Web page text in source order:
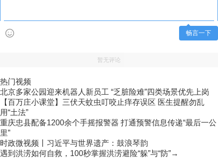
畅言一下
暂无评论
热门视频
北京多家公园迎来机器人新员工 “乏脏险难”四类场景优先上岗
【百万庄小课堂】三伏天蚊虫叮咬止痒存误区 医生提醒勿乱
用“土法”
重庆忠县配备1200余个手摇报警器 打通预警信息传递“最后一公
里”
时政微视频丨习近平与世界遗产：鼓浪琴韵
遇到洪涝如何自救，100秒掌握洪涝避险“躲”与“防”→